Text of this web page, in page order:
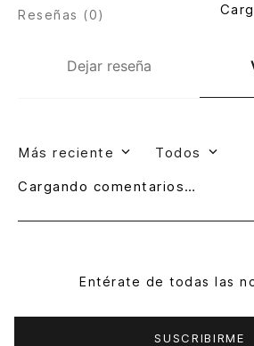
Dejar reseña
Reseñas (0)
Más reciente Todos
Cargando comentarios…
Entérate de todas las
SUSCRIBIRME